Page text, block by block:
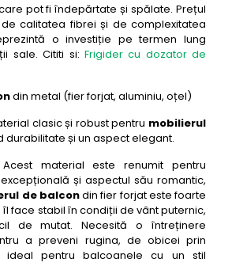
pot fi îndepărtate și spălate. Prețul
calitatea fibrei și de complexitatea
o investiție pe termen lung
sale. Cititi si: Frigider cu dozator de
din metal (fier forjat, aluminiu, oțel)
clasic și robust pentru mobilierul
durabilitate și un aspect elegant.
material este renumit pentru
și aspectul său romantic,
de balcondin fier forjat este foarte
face stabil în condiții de vânt puternic,
de mutat. Necesită o întreținere
a preveni rugina, de obicei prin
ideal pentru balcoanele cu un stil